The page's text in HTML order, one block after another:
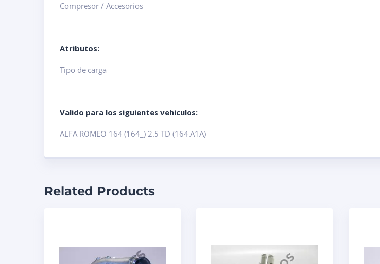
Compresor / Accesorios
Atributos:
Tipo de carga
Valido para los siguientes vehiculos:
ALFA ROMEO 164 (164_) 2.5 TD (164.A1A)
Related Products